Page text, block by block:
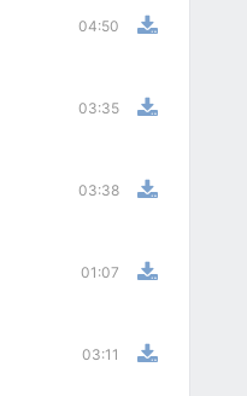
04:50
03:35
03:38
01:07
03:11